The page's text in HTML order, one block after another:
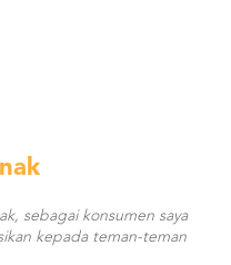
sebagai konsumen saya
kepada teman-teman